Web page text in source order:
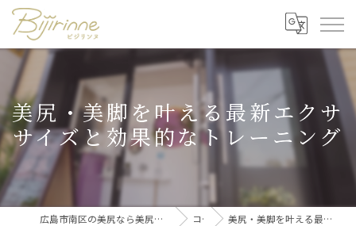
美尻・美脚を叶える最新エクサ
サイズと効果的なトレーニング
広島市南区の美尻なら美尻・美脚トレーニング・セルフ脱毛 ビジリンヌ コラム 美尻・美脚を叶える最新エクササイズと効果的なトレーニング